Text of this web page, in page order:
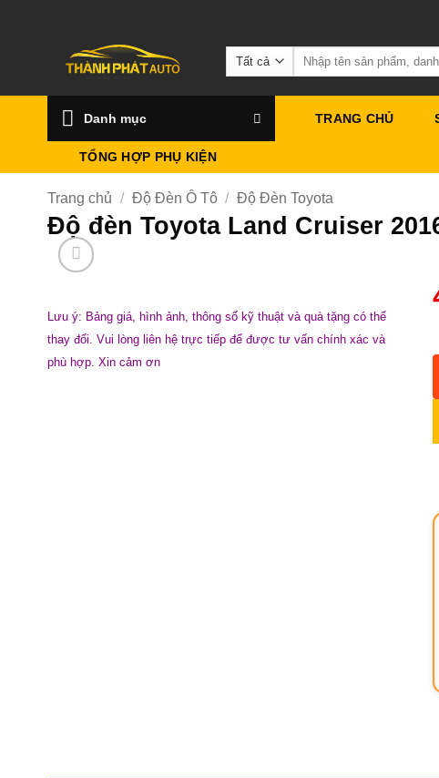
Tìm
kiếm:
Danh mục TRANG CHỦ
TỔNG HỢP PHỤ KIỆN
Trang chủ / Độ Đèn Ô Tô / Độ Đèn Toyota
Độ đèn Toyota Land Cruiser
Lưu ý: Bảng giá, hình ảnh, thông số kỹ thuật và quà tặng có thể
thay đổi. Vui lòng liên hệ trực tiếp để được tư vấn chính xác và
phù hợp. Xin cảm ơn